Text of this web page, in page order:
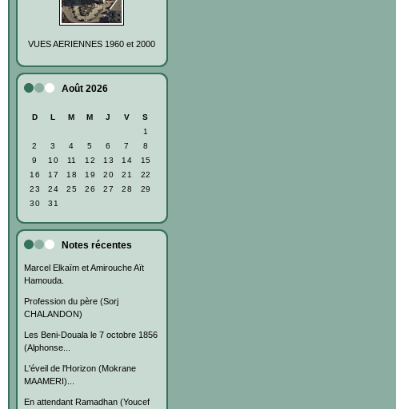
VUES AERIENNES 1960 et 2000
Août 2026
D L M M J V
S
1
2
3 4 5 6 7
8
9
10 11 12 13 14
15
16
17 18 19 20 21
22
23
24 25 26 27 28
29
30
31
Notes récentes
Marcel Elkaïm et Amirouche Aït
Hamouda.
Profession du père (Sorj
CHALANDON)
Les Beni-Douala le 7 octobre 1856
(Alphonse...
L'éveil de l'Horizon (Mokrane
MAAMERI)...
En attendant Ramadhan (Youcef